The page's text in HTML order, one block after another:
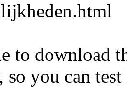
to download
so you can